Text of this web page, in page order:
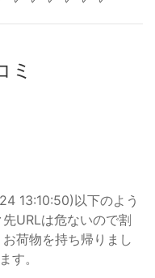
ミ
13:10:50)以下のよう
URLは危ないので割
荷物を持ち帰りまし
す。